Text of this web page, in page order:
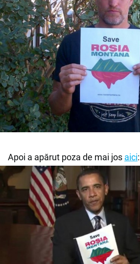
Apoi a apărut poza de mai jos aici: